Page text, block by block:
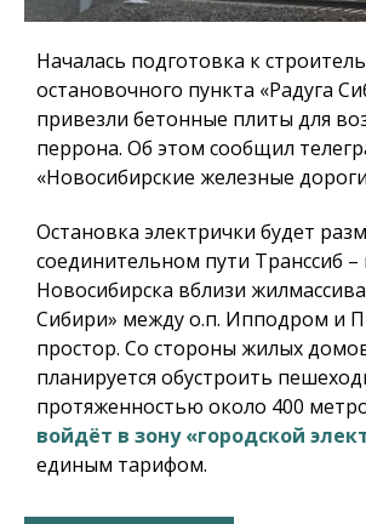
Началась подготовка к
остановочного пункта «Радуга
привезли бетонные плиты для
перрона. Об этом сообщил
«Новосибирские железные
Остановка электрички будет
соединительном пути Транссиб –
Новосибирска вблизи
Сибири» между о.п. Ипподром и
простор. Со стороны жилых
планируется обустроить
протяженностью около 400
войдёт в зону «городской
единым тарифом.